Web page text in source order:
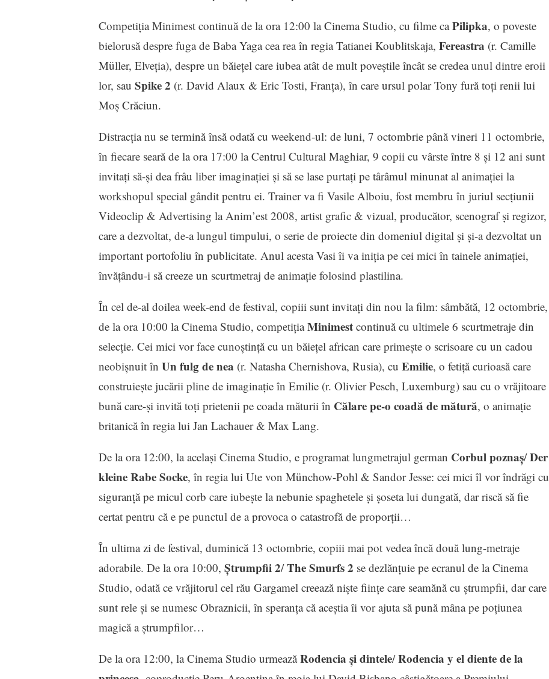
Competiţia Minimest continuă de la ora 12:00 la Cinema Studio, cu filme caPilipka, o poveste
bielorusă despre fuga de Baba Yaga cea rea în regia Tatianei Koublitskaja, Fereastra (r. Camille
Müller, Elveția), despre un băiețel care iubea atât de mult poveștile încât se credea unul dintre eroii
lor, sau Spike 2 (r. David Alaux & Eric Tosti, Franța), în care ursul polar Tony fură toți renii lui
Moș Crăciun.
Distracţia nu se termină însă odată cu weekend-ul: de luni, 7 octombrie până vineri 11 octombrie,
în fiecare seară de la ora 17:00 la Centrul Cultural Maghiar, 9 copii cu vârste între 8 și 12 ani sunt
invitați să-și dea frâu liber imaginației și să se lase purtați pe târâmul minunat al animației la
workshopul special gândit pentru ei. Trainer va fi Vasile Alboiu, fost membru în juriul secţiunii
Videoclip & Advertising la Anim’est 2008, artist grafic & vizual, producător, scenograf şi regizor,
care a dezvoltat, de-a lungul timpului, o serie de proiecte din domeniul digital şi şi-a dezvoltat un
important portofoliu în publicitate. Anul acesta Vasi îi va iniţia pe cei mici în tainele animaţiei,
învăţându-i să creeze un scurtmetraj de animație folosind plastilina.
În cel de-al doilea week-end de festival, copiii sunt invitaţi din nou la film: sâmbătă, 12 octombrie,
de la ora 10:00 la Cinema Studio, competițiaMinimestcontinuă cu ultimele 6 scurtmetraje din
selecție. Cei mici vor face cunoștință cu un băiețel african care primește o scrisoare cu un cadou
neobișnuit în Un fulg de nea (r. Natasha Chernishova, Rusia), cu Emilie, o fetiță curioasă care
construiește jucării pline de imaginație în Emilie (r. Olivier Pesch, Luxemburg) sau cu o vrăjitoare
bună care-şi invită toţi prietenii pe coada măturii în Călare pe-o coadă de mătură, o animaţie
britanică în regia lui Jan Lachauer & Max Lang.
De la ora 12:00, la același Cinema Studio, e programat lungmetrajul german Corbul poznaș/Der
kleine Rabe Socke, în regia lui Ute von Münchow-Pohl & Sandor Jesse: cei mici îl vor îndrăgi cu
siguranță pe micul corb care iubește la nebunie spaghetele și șoseta lui dungată, dar riscă să fie
certat pentru că e pe punctul de a provoca o catastrofă de proporții…
În ultima zi de festival, duminică 13 octombrie, copiii mai pot vedea încă două lung-metraje
adorabile. De la ora 10:00, Ştrumpfii 2/The Smurfs 2 se dezlănţuie pe ecranul de la Cinema
Studio, odată ce vrăjitorul cel rău Gargamel creează nişte fiinţe care seamănă cu ştrumpfii, dar care
sunt rele şi se numesc Obraznicii, în speranţa că aceştia îi vor ajuta să pună mâna pe poţiunea
magică a ştrumpfilor…
De la ora 12:00, la Cinema Studio urmeazăRodencia și dintele/Rodencia y el diente de la